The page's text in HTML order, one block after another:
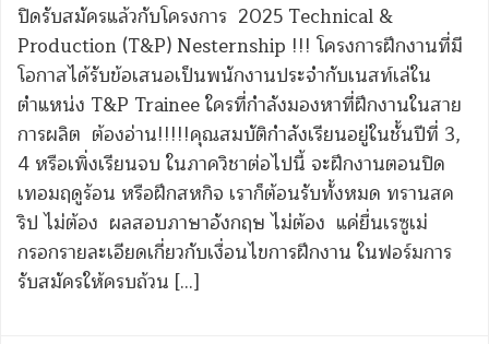
ปิดรับสมัครแล้วกับโครงการ 2025 Technical &
Production (T&P) Nesternship !!! โครงการฝึกงานที่มี
โอกาสได้รับข้อเสนอเป็นพนักงานประจำกับเนสท์เล่ใน
ตำแหน่ง T&P Trainee ใครที่กำลังมองหาที่ฝึกงานในสาย
การผลิต ต้องอ่าน!!!!!คุณสมบัติกำลังเรียนอยู่ในชั้นปีที่ 3,
4 หรือเพิ่งเรียนจบ ในภาควิชาต่อไปนี้ จะฝึกงานตอนปิด
เทอมฤดูร้อน หรือฝึกสหกิจ เราก็ต้อนรับทั้งหมด ทรานสค
ริป ไม่ต้อง ผลสอบภาษาอังกฤษ ไม่ต้อง แค่ยื่นเรซูเม่
กรอกรายละเอียดเกี่ยวกับเงื่อนไขการฝึกงาน ในฟอร์มการ
รับสมัครให้ครบถ้วน […]